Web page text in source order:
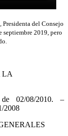
Presidenta del Consejo
septiembre 2019, pero
LA
02/08/2010. –
2008